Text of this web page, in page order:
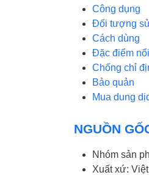
Công dụng
Đối tượng
Cách dùng
Đặc điểm
Chống chỉ
Bảo quản
Mua dung
NGUỒN
Nhóm sản
Xuất xứ: